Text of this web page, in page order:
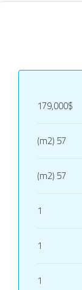
179,000$
57 (m2)
57 (m2)
1
1
1